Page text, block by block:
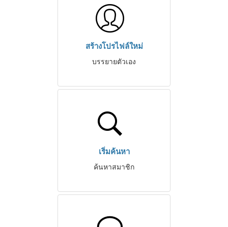
สร้างโปรไฟล์ใหม่
บรรยายตัวเอง
เริ่มค้นหา
ค้นหาสมาชิก